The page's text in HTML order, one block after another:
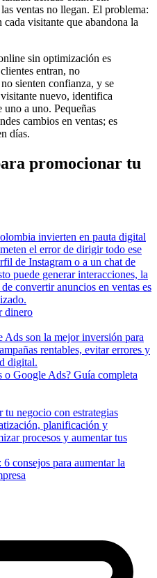
sin optimización es
entran, no
sienten confianza, y se
nuevo, identifica
a uno. Pequeñas
cambios en ventas; es
días.
promocionar tu
dinero
o Google Ads? Guía completa
consejos para aumentar la